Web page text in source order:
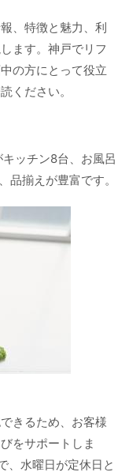
、特徴と魅力、利
ます。神戸でリフ
の方にとって役立
ください。
ッチン8台、お風呂
品揃えが豊富です。
きるため、お客様
をサポートしま
、水曜日が定休日と